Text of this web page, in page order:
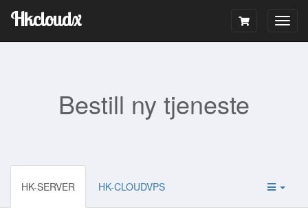
Hkcloudx
Bestill ny tjeneste
HK-SERVER HK-CLOUDVPS